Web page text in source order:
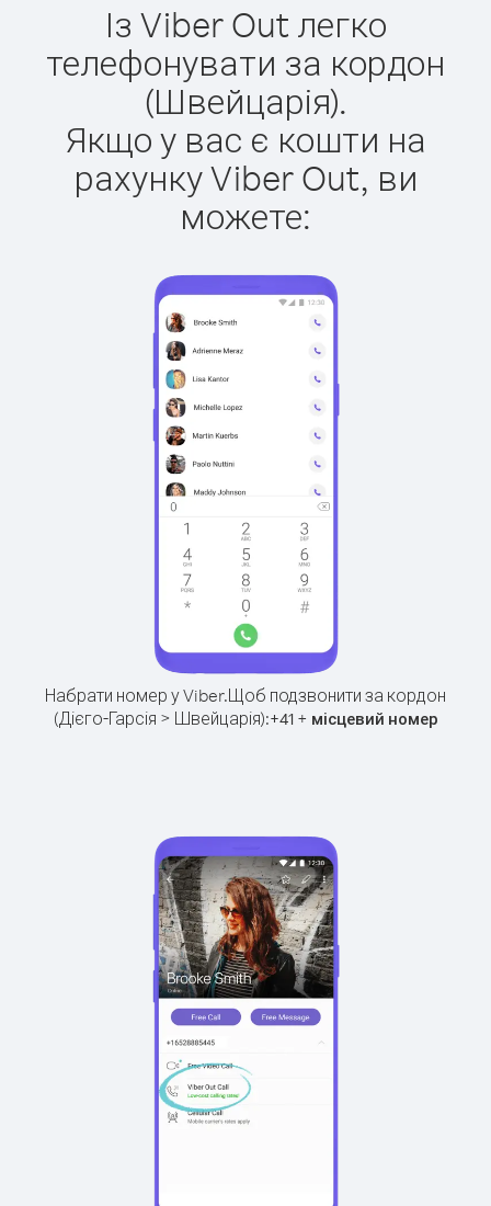
Із Viber Out легко
телефонувати за кордон
(Швейцарія).
Якщо у вас є кошти на
рахунку Viber Out, ви
можете:
Набрати номер у Viber.Щоб подзвонити за кордон
(Дієго-Гарсія > Швейцарія):+41+ місцевий номер